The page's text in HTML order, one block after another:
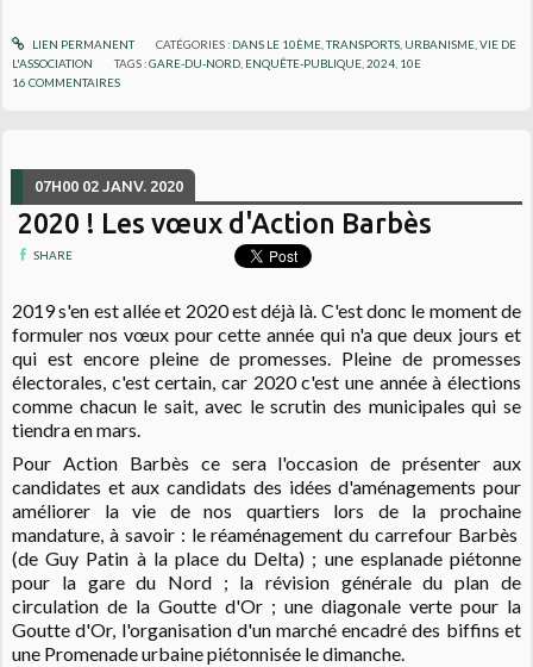
LIEN PERMANENT CATÉGORIES : DANS LE 10ÈME,TRANSPORTS, URBANISME, VIE DE
L'ASSOCIATION
TAGS :GARE-DU-NORD ENQUÊTE-PUBLIQUE ,2024 10E
16 COMMENTAIRES
07H00 02 JANV. 2020
2020 ! Les vœux d'Action Barbès
SHARE
2019 s'en est allée et 2020 est déjà là. C'est donc le moment de
formuler nos vœux pour cette année qui n'a que deux jours et
qui est encore pleine de promesses. Pleine de promesses
électorales, c'est certain, car 2020 c'est une année à élections
comme chacun le sait, avec le scrutin des municipales qui se
tiendra en mars.
Pour Action Barbès ce sera l'occasion de présenter aux
candidates et aux candidats des idées d'aménagements pour
améliorer la vie de nos quartiers lors de la prochaine
mandature, à savoir : le réaménagement du carrefour Barbès
(de Guy Patin à la place du Delta) ; une esplanade piétonne
pour la gare du Nord ; la révision générale du plan de
circulation de la Goutte d'Or ; une diagonale verte pour la
Goutte d'Or, l'organisation d'un marché encadré des biffins et
une Promenade urbaine piétonnisée le dimanche.